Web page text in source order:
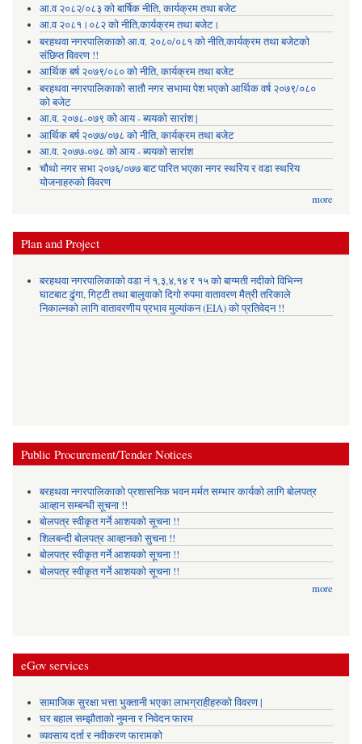
आ.व २०८२/०८३ को बार्षिक नीति, कार्यक्रम तथा बजेट
आ.व २०८१।०८२ को नीति,कार्यक्रम तथा बजेट।
बरहथवा नगरपालिकाको आ.व. २०८०/०८१ को नीति,कार्यक्रम तथा बजेटको
संछिप्त विवरण !!
आर्थिक बर्ष २०७९/०८० को नीति, कार्यक्रम तथा बजेट
बरहथवा नगरपालिकाको सातौ नगर सभामा पेश भएको आर्थिक वर्ष २०७९/०८०
को बजेट
आ.व. २०७८-०७९ को आय - ब्ययको सारांश |
आर्थिक बर्ष २०७७/०७८ को नीति, कार्यक्रम तथा बजेट
आ.व. २०७७-०७८ को आय - ब्ययको सारांश
चौथो नगर सभा २०७६/०७७ बाट पारित भएका नगर स्थरिय र वडा स्थरिय
योजनाहरुको विवरण
more
Plan and Project
बरहथवा नगरपालिकाको वडा नं १,३,४,१४ र १५ को बाग्मती नदीको विभिन्न
घाटबाट ढुंगा, गिट्टी तथा बालुवाको दिगो रुपमा वातावरण मैत्री तरिकाले
निकाल्नको लागि वातावरणीय प्रभाव मुल्यांकन (EIA) को प्रतिवेदन !!
Public Procurement/Tender Notices
बरहथवा नगरपालिकाको प्रशासनिक भवन मर्मत सम्भार कार्यको लागि बोलपत्र
आव्हान सम्बन्धी सूचना !!
बोलपत्र स्वीकृत गर्ने आशयको सूचना !!
शिलबन्दी बोलपत्र आव्हानको सुचना !!
बोलपत्र स्वीकृत गर्ने आशयको सूचना !!
बोलपत्र स्वीकृत गर्ने आशयको सूचना !!
more
eGov services
सामाजिक सुरक्षा भत्ता भुक्तानी भएका लाभग्राहीहरुको विवरण |
घर बहाल सम्झौताको नुमना र निवेदन फारम
व्यवसाय दर्ता र नवीकरण फारामको